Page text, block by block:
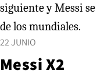
siguiente y Messi
de los mundiales.
22 JUNIO
Messi X2